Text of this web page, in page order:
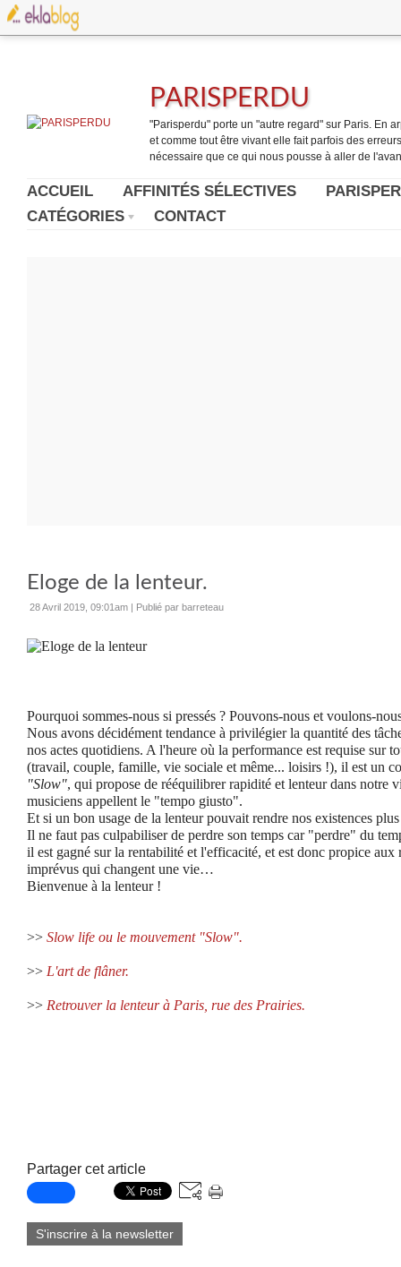
PARISPERDU
"Parisperdu" porte un "autre regard" sur Paris. En
et comme tout être vivant elle fait parfois des
nécessaire que ce qui nous pousse à aller de
ACCUEIL AFFINITÉS SÉLECTIVES
CATÉGORIES
CONTACT
Eloge de la lenteur.
28 Avril 2019, 09:01am | Publié par barreteau
Pourquoi sommes-nous si pressés ? Pouvons-nous et voulons-
Nous avons décidément tendance à privilégier la quantité des
nos actes quotidiens. A l'heure où la performance est requise sur
(travail, couple, famille, vie sociale et même... loisirs !), il est un
"Slow", qui propose de rééquilibrer rapidité et lenteur dans notre
musiciens appellent le "tempo giusto".
Et si un bon usage de la lenteur pouvait rendre nos existences
Il ne faut pas culpabiliser de perdre son temps car "perdre" du
il est gagné sur la rentabilité et l'efficacité, et est donc propice aux
imprévus qui changent une vie…
Bienvenue à la lenteur !
>> Slow life ou le mouvement "Slow".
>> L'art de flâner.
>> Retrouver la lenteur à Paris, rue des Prairies.
Partager cet article
S'inscrire à la newsletter